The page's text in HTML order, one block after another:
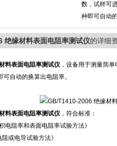
数，试样可
种即可自动
绝缘材料表面电阻率测试仪的详细
料表面电阻率测试仪 ，设备用于测量简
自动的换算出电阻率。
料表面电阻率测试仪 ，符合标准：
电阻率和表面电阻率试验方法》
或电导试验方法》